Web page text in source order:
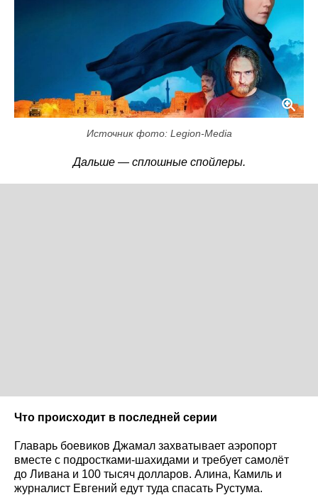
Источник фото: Legion-Media
Дальше — сплошные спойлеры.
Что происходит в последней серии
Главарь боевиков Джамал захватывает аэропорт
вместе с подростками-шахидами и требует самолёт
до Ливана и 100 тысяч долларов. Алина, Камиль и
журналист Евгений едут туда спасать Рустума.